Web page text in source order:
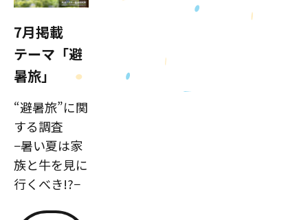
7月掲載
テーマ「避
暑旅」
“避暑旅”に関
する調査
−暑い夏は家
族と牛を見に
行くべき!?−